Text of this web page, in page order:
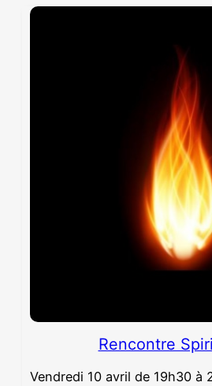
Rencontre
Vendredi 10 avril de 19h30 à